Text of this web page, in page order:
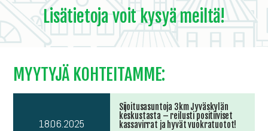
Lisätietoja voit kysyä meiltä!
MYYTYJÄ KOHTEITAMME:
18.06.2025
Sijoitusasuntoja 3km Jyväskylän
keskustasta – reilusti positiiviset
kassavirrat ja hyvät vuokratuotot!